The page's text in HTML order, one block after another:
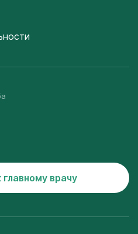
врачу